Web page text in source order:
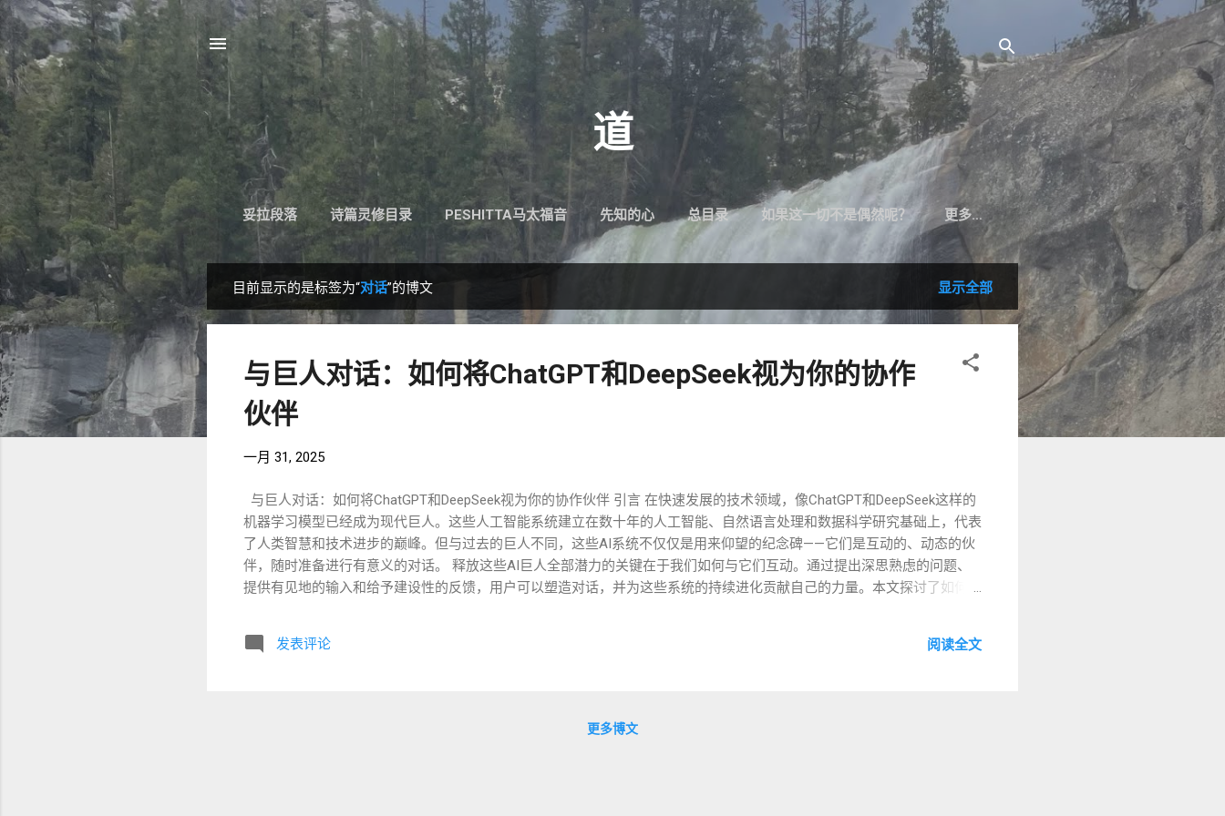
跳至主要内容
道
妥拉段落 诗篇灵修目录 PESHITTA马太福音 先知的心 总目录 如果这一切不是偶然呢？ 更多…
文
目前显示的是标签为“对话”的博文 显示全部
与巨人对话：如何将ChatGPT和DeepSeek视为你的协作
伙伴
一月 31, 2025
与巨人对话：如何将ChatGPT和DeepSeek视为你的协作伙伴 引言 在快速发展的技术领域，像ChatGPT和DeepSeek这样的
机器学习模型已经成为现代巨人。这些人工智能系统建立在数十年的人工智能、自然语言处理和数据科学研究基础上，代表
了人类智慧和技术进步的巅峰。但与过去的巨人不同，这些AI系统不仅仅是用来仰望的纪念碑——它们是互动的、动态的伙
伴，随时准备进行有意义的对话。 释放这些AI巨人全部潜力的关键在于我们如何与它们互动。通过提出深思熟虑的问题、
提供有见地的输入和给予建设性的反馈，用户可以塑造对话，并为这些系统的持续进化贡献自己的力量。本文探讨了如何将
应用户输入，并提供越来越符合人类需求和偏好的响应。然而，这些互动的质量在很大程度上取决于用户的方法。正如与人
具体明确 ：模糊的问题往往会导致模糊的答案。与其问“告诉我一些历史知识”，不如问“导致罗马帝国灭亡的关键因素是什
么？”具体的问题有助于AI集中注意力并提供更相关的信息。 提供背景 ：背景信息可以帮助AI根据你的需求调整回答。例
发表评论 阅读全文
更多博文